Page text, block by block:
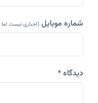
شماره موبایل (اجباری نیست
دیدگاه *